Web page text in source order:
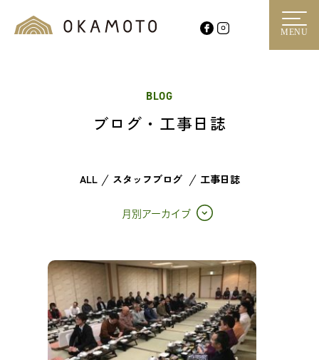
MENU
BLOG
ブログ・工事日誌
ALL スタッフブログ 工事日誌
月別アーカイブ